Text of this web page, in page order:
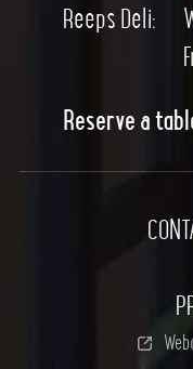
Reeps Deli:
Reserve a